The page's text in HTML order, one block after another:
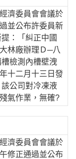
委員會會議於
並公布許委員新
：「糾正中國
林廠辦理Ｄ─八
檢測內槽壁洩
十二月十三日發
公司對冷凍液
氣作業，無確?
委員會會議於
修正通過並公布